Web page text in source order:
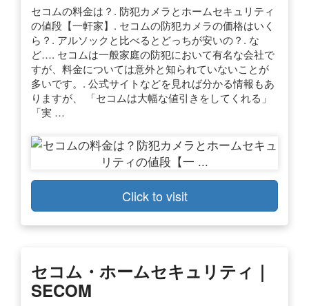
セコムの料金は？. 防犯カメラとホームセキュリティ
の値段【一軒家】. セコムの防犯カメラの価格はいく
ら？. アルソックと比べるとどっちが安いの？. な
ど…. セコムは一般家庭の防犯において有名な会社で
すが、料金については意外と知られていないことが
多いです。. 公式サイトなどを見れば分かる情報もあ
りますが、 「セコムは大幅な値引きをしてくれる」
「実 …
Click to visit
セコム・ホームセキュリティ｜
SECOM